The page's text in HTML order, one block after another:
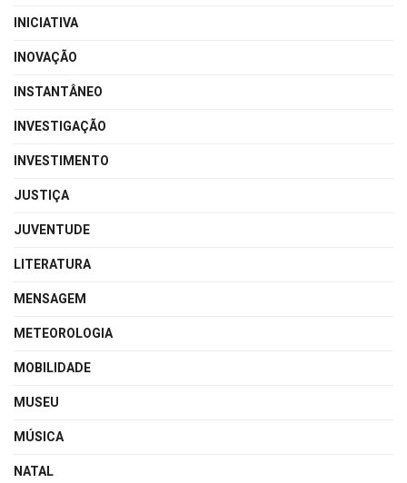
INICIATIVA
INOVAÇÃO
INSTANTÂNEO
INVESTIGAÇÃO
INVESTIMENTO
JUSTIÇA
JUVENTUDE
LITERATURA
MENSAGEM
METEOROLOGIA
MOBILIDADE
MUSEU
MÚSICA
NATAL